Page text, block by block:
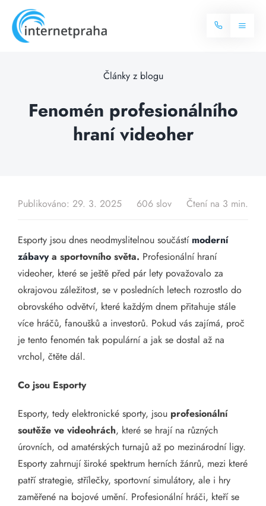
content
Toggle
Balíčky internetu
Televize
Blog
Kontakt
Články z blogu
Fenomén profesionálního
hraní videoher
Publikováno: 29. 3. 2025 606 slov Čtení na 3 min.
Esporty jsou dnes neodmyslitelnou součástí moderní
zábavya sportovního světa. Profesionální hraní
videoher, které se ještě před pár lety považovalo za
okrajovou záležitost, se v posledních letech rozrostlo do
obrovského odvětví, které každým dnem přitahuje stále
více hráčů, fanoušků a investorů. Pokud vás zajímá, proč
je tento fenomén tak populární a jak se dostal až na
vrchol, čtěte dál.
Co jsou Esporty
Esporty, tedy elektronické sporty, jsou profesionální
soutěže ve videohrách, které se hrají na různých
úrovních, od amatérských turnajů až po mezinárodní ligy.
Esporty zahrnují široké spektrum herních žánrů, mezi které
patří strategie, střílečky, sportovní simulátory, ale i hry
zaměřené na bojové umění. Profesionální hráči, kteří se